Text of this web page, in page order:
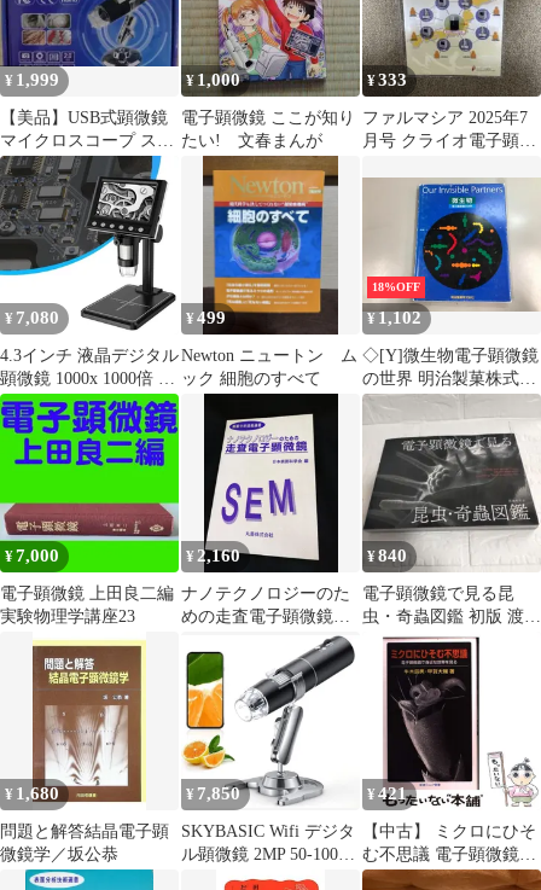
¥ 1,999
【美品】USB式顕微鏡
マイクロスコープ スマ
ホPC対応 電子顕微鏡
1600x
¥ 1,000
電子顕微鏡 ここが知り
たい! 文春まんが
¥333
ファルマシア 2025年7
月号 クライオ電子顕微
¥ 7,080
4.3インチ 液晶デジタル
顕微鏡 1000x 1000倍 コ
イン顕微鏡 USB 拡大鏡
付き ハイスタンド 子供
用 はんだ付け 電子顕微
鏡 拡大鏡 マイクロスコ
ェック 生物観察 部品チ
ェック 実験 USB充電
新品 送料無料
¥499
Newton ニュートン ム
ック 細胞のすべて
18%OFF
¥1,102
◇[Y]微生物電子顕微鏡
の世界 明治製菓株式会
社
¥7,000
電子顕微鏡 上田良二編
実験物理学講座23
¥ 2,160
ナノテクノロジーのた
めの走査電子顕微鏡
(表面分析技術選書)
¥840
電子顕微鏡で見る昆
虫・奇蟲図鑑 初版 渡邊
孝平 状態良好 昆虫図鑑
¥ 1,680
問題と解答結晶電子顕
微鏡学／坂公恭
¥ 7,850
SKYBASIC Wifi デジタ
ル顕微鏡 2MP 50-1000
倍電子顕微鏡 拡大鏡 ポ
¥ 421
【中古】 ミクロにひそ
む不思議 電子顕微鏡で
身近な世界を見る （岩